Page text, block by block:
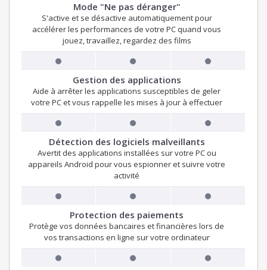
Mode "Ne pas déranger"
S'active et se désactive automatiquement pour
accélérer les performances de votre PC quand vous
jouez, travaillez, regardez des films
Gestion des applications
Aide à arrêter les applications susceptibles de geler
votre PC et vous rappelle les mises à jour à effectuer
Détection des logiciels malveillants
Avertit des applications installées sur votre PC ou
appareils Android pour vous espionner et suivre votre
activité
Protection des paiements
Protège vos données bancaires et financières lors de
vos transactions en ligne sur votre ordinateur